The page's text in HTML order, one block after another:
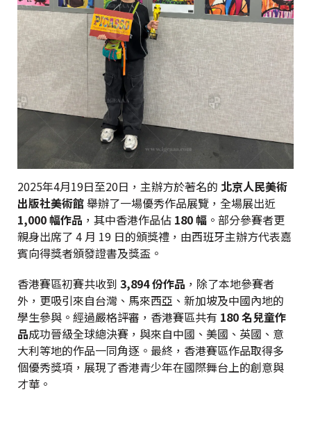
2025年4月19日至20日，主辦方於著名的 北京人民美術
出版社美術館舉辦了一場優秀作品展覽，全場展出近
1,000 幅作品 ，其中香港作品佔 180 幅 。部分參賽者更
親身出席了 4 月 19 日的頒獎禮，由西班牙主辦方代表嘉
賓向得獎者頒發證書及獎盃。
香港賽區初賽共收到 3,894 份作品 ，除了本地參賽者
外，更吸引來自台灣、馬來西亞、新加坡及中國內地的
學生參與。經過嚴格評審，香港賽區共有 180 名兒童作
品成功晉級全球總決賽，與來自中國、美國、英國、意
大利等地的作品一同角逐。最終，香港賽區作品取得多
個優秀獎項，展現了香港青少年在國際舞台上的創意與
才華。